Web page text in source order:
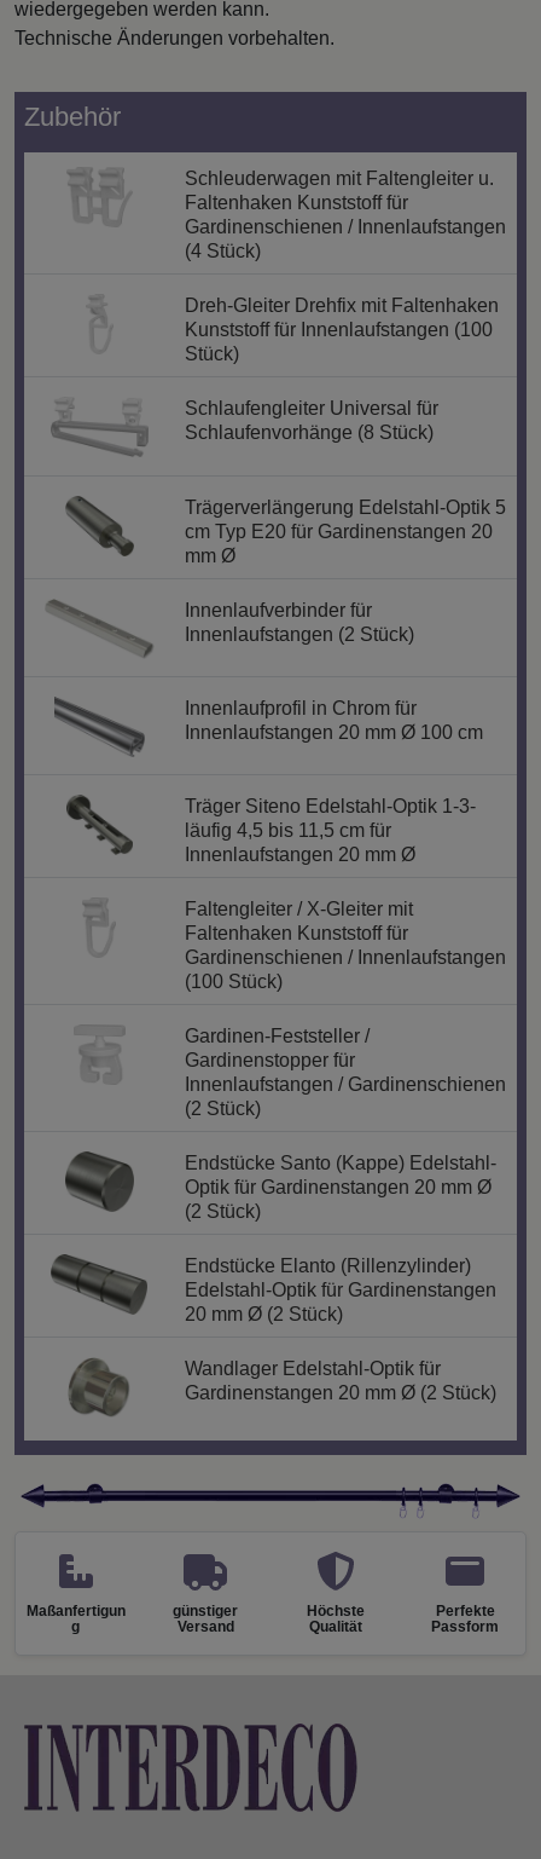
wiedergegeben werden kann.
Technische Änderungen vorbehalten.
Zubehör
Schleuderwagen mit Faltengleiter u.
Faltenhaken Kunststoff für
Gardinenschienen / Innenlaufstangen
(4 Stück)
Dreh-Gleiter Drehfix mit Faltenhaken
Kunststoff für Innenlaufstangen (100
Stück)
Schlaufengleiter Universal für
Schlaufenvorhänge (8 Stück)
Trägerverlängerung Edelstahl-Optik 5
cm Typ E20 für Gardinenstangen 20
mm Ø
Innenlaufverbinder für
Innenlaufstangen (2 Stück)
Innenlaufprofil in Chrom für
Innenlaufstangen 20 mm Ø 100 cm
Träger Siteno Edelstahl-Optik 1-3-
läufig 4,5 bis 11,5 cm für
Innenlaufstangen 20 mm Ø
Faltengleiter / X-Gleiter mit
Faltenhaken Kunststoff für
Gardinenschienen / Innenlaufstangen
(100 Stück)
Gardinen-Feststeller /
Gardinenstopper für
Innenlaufstangen / Gardinenschienen
(2 Stück)
Endstücke Santo (Kappe) Edelstahl-
Optik für Gardinenstangen 20 mm Ø
(2 Stück)
Endstücke Elanto (Rillenzylinder)
Edelstahl-Optik für Gardinenstangen
20 mm Ø (2 Stück)
Wandlager Edelstahl-Optik für
Gardinenstangen 20 mm Ø (2 Stück)
Maßanfertigun
g
günstiger
Versand
Höchste
Qualität
Perfekte
Passform